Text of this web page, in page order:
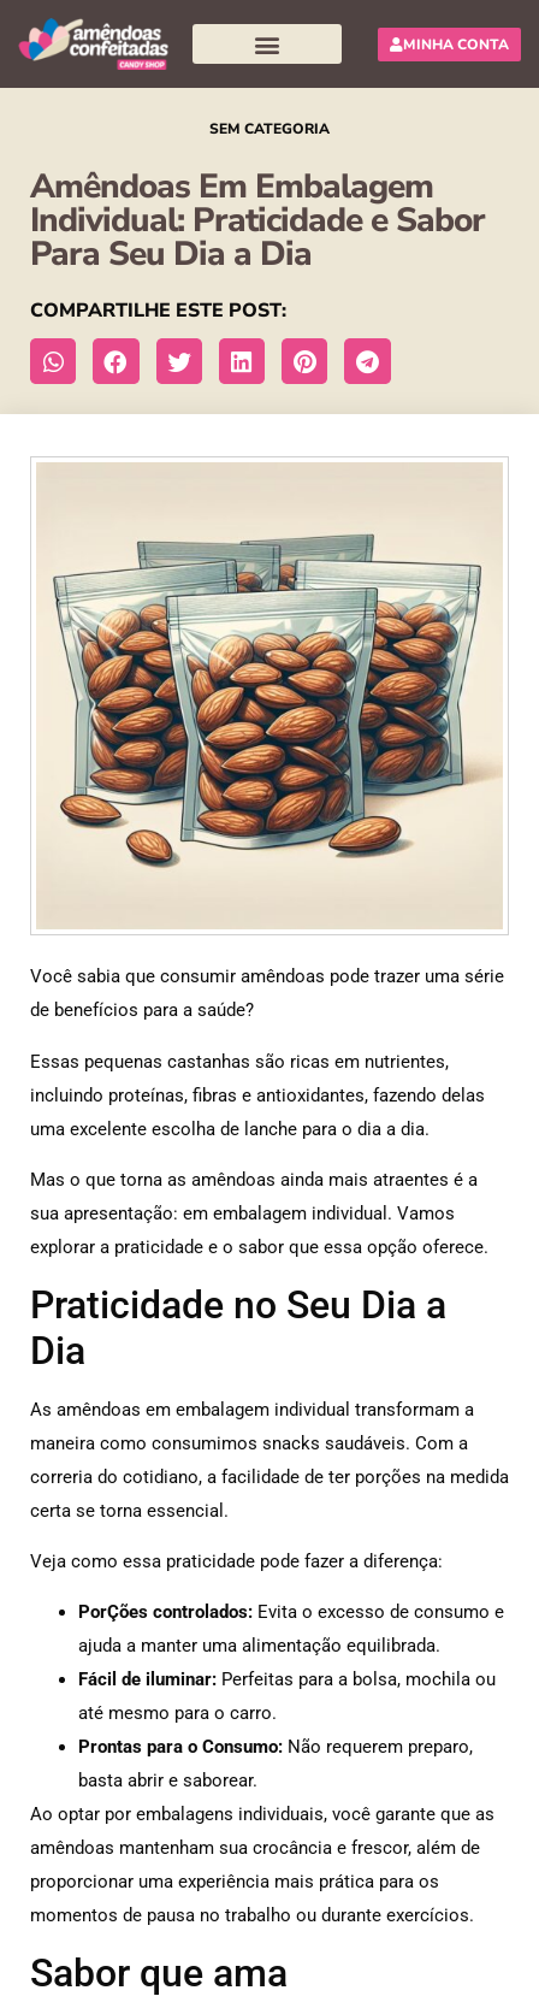
MINHA CONTA
SEM CATEGORIA
Amêndoas Em Embalagem
Individual: Praticidade e Sabor
Para Seu Dia a Dia
COMPARTILHE ESTE POST:
Você sabia que consumir amêndoas pode trazer uma série
de benefícios para a saúde?
Essas pequenas castanhas são ricas em nutrientes,
incluindo proteínas, fibras e antioxidantes, fazendo delas
uma excelente escolha de lanche para o dia a dia.
Mas o que torna as amêndoas ainda mais atraentes é a
sua apresentação: em embalagem individual. Vamos
explorar a praticidade e o sabor que essa opção oferece.
Praticidade no Seu Dia a
Dia
As amêndoas em embalagem individual transformam a
maneira como consumimos snacks saudáveis. Com a
correria do cotidiano, a facilidade de ter porções na medida
certa se torna essencial.
Veja como essa praticidade pode fazer a diferença:
PorÇões controlados: Evita o excesso de consumo e
ajuda a manter uma alimentação equilibrada.
Fácil de iluminar: Perfeitas para a bolsa, mochila ou
até mesmo para o carro.
Prontas para o Consumo: Não requerem preparo,
basta abrir e saborear.
Ao optar por embalagens individuais, você garante que as
amêndoas mantenham sua crocância e frescor, além de
proporcionar uma experiência mais prática para os
momentos de pausa no trabalho ou durante exercícios.
Sabor que ama